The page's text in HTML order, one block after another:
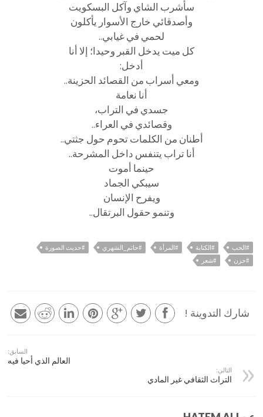
سأشرب الشاي وآكل البسكويت
وأصدقائي خارج الأسوار يأكلون
لحمي في غيابي..
كل ميت يدخل القبر وحيدا؛ إلا أنا
أدخل:
ومعي أسراب من القصائد الحزينة..
أنا نعامة
جسدي في التراب،
وقصائدي في العراء..
أطنان من الكلمات تحوم حول جثتي..
أنا تراب يتنفس داخل المشرحة..
حينما أموت
سيبكي الجماد
ويفرح الإنسان
وتنمو حقول البرتقال..
#الحب #الكتابة #المرأة #حاتم_الشهري
#حديث الصورة
#حزن
#شعر
شارك التدوينة !
السابق:
العالم الذي أحيا فيه
التالي:
التراث الثقافي غير المادي